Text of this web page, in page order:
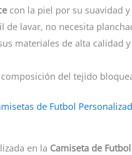
con la piel por su suavidad
de lavar, no necesita
materiales de alta calidad
del tejido
de Futbol
en la Camiseta de